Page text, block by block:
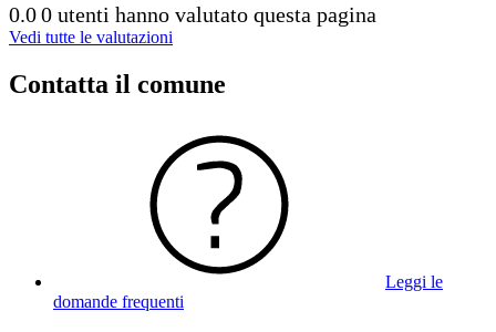
0.00 utenti hanno valutato questa pagina
Vedi tutte le valutazioni
Contatta il comune
Leggi le
domande frequenti